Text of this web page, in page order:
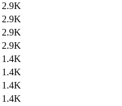
2.9K
2.9K
2.9K
2.9K
1.4K
1.4K
1.4K
1.4K